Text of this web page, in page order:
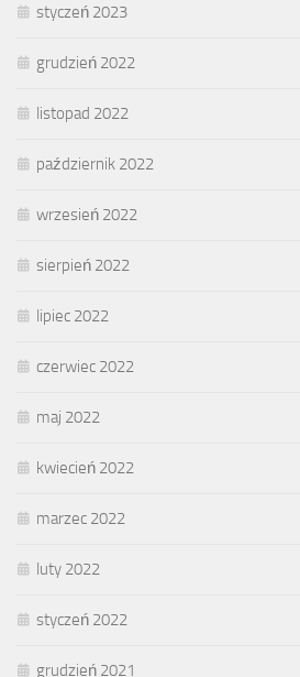
styczeń 2023
grudzień 2022
listopad 2022
październik 2022
wrzesień 2022
sierpień 2022
lipiec 2022
czerwiec 2022
maj 2022
kwiecień 2022
marzec 2022
luty 2022
styczeń 2022
grudzień 2021